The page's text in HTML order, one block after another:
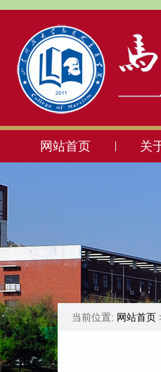
网站首页 关
当前位置: 网站首页